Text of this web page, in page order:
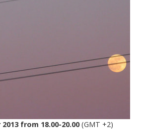
from 18.00-20.00(GMT +2)